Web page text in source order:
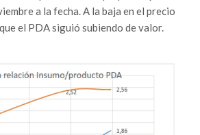
a la fecha. A la baja en el precio
el PDA siguió subiendo de valor.